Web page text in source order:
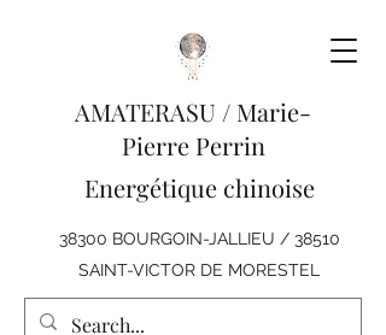
AMATERASU / Marie-
Pierre Perrin
Energétique chinoise
38300 BOURGOIN-JALLIEU / 38510
SAINT-VICTOR DE MORESTEL